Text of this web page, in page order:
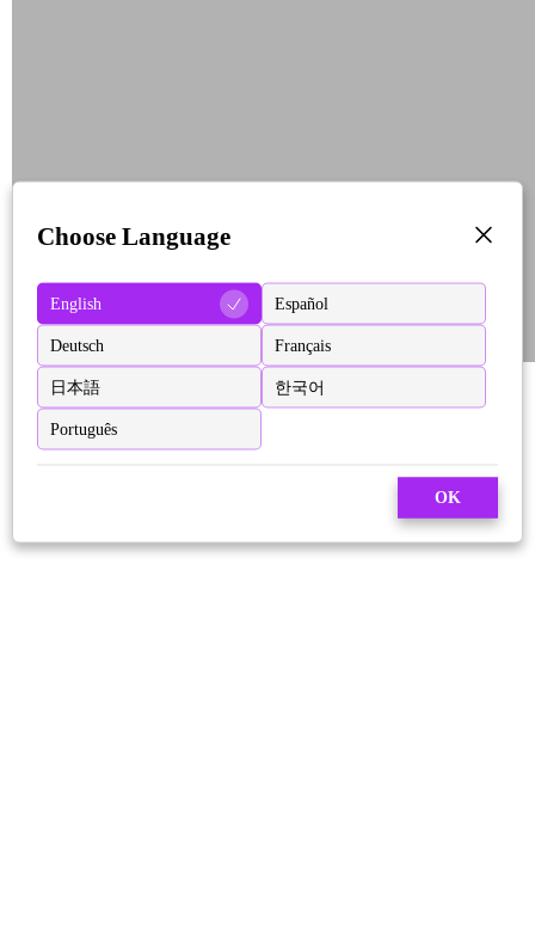
Choose Language
English Español
Deutsch Français
日本語 한국어
Português
OK